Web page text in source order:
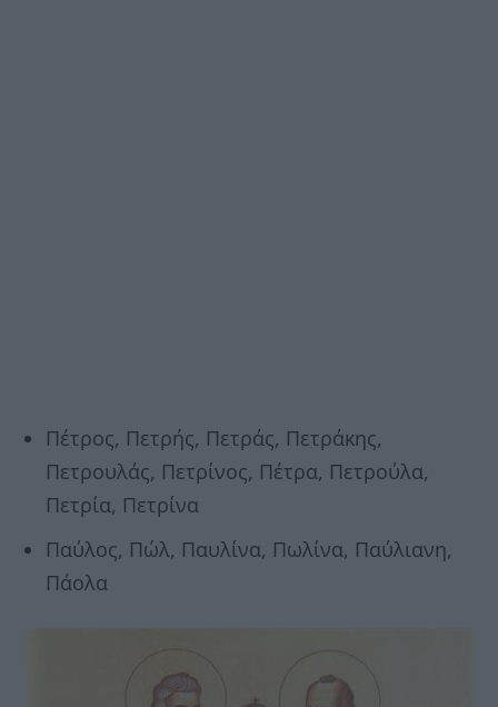
Πέτρος, Πετρής, Πετράς, Πετράκης,
Πετρουλάς, Πετρίνος, Πέτρα, Πετρούλα,
Πετρία, Πετρίνα
Παύλος, Πώλ, Παυλίνα, Πωλίνα, Παύλιανη,
Πάολα